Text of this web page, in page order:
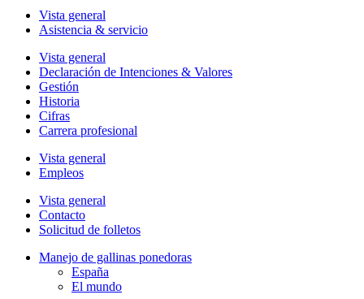
Vista general
Asistencia & servicio
Vista general
Declaración de Intenciones & Valores
Gestión
Historia
Cifras
Carrera profesional
Vista general
Empleos
Vista general
Contacto
Solicitud de folletos
Manejo de gallinas ponedoras
España
El mundo